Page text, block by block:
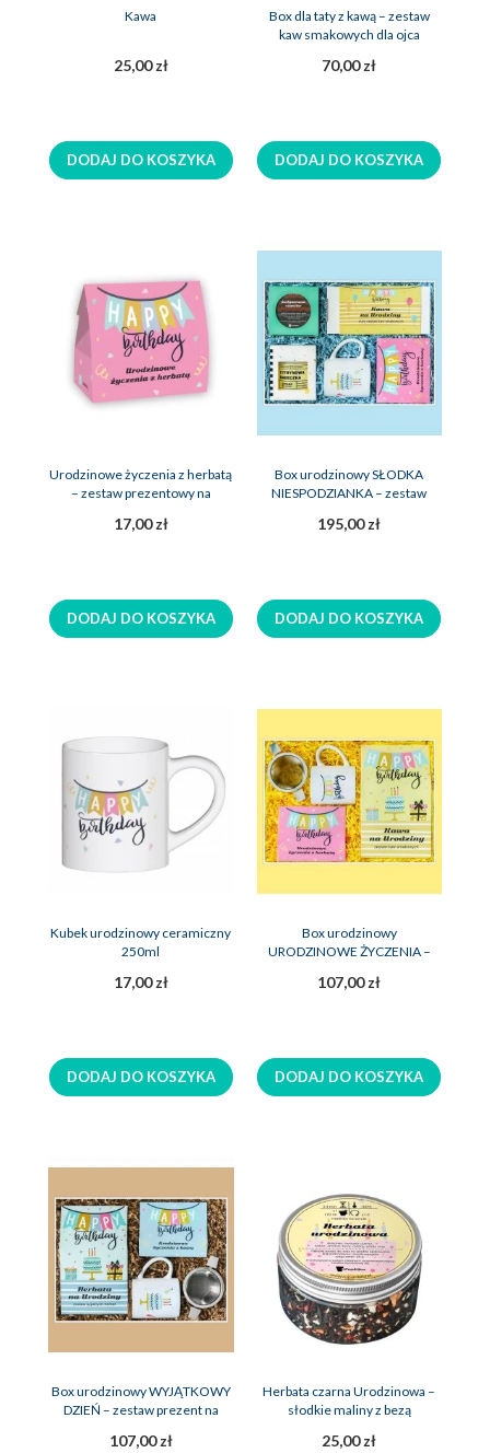
Kawa
25,00 zł
DODAJ DO KOSZYKA
Box dla taty z kawą – zestaw
kaw smakowych dla ojca
70,00 zł
DODAJ DO KOSZYKA
Urodzinowe życzenia z herbatą
– zestaw prezentowy na
17,00 zł
DODAJ DO KOSZYKA
Box urodzinowy SŁODKA
NIESPODZIANKA – zestaw
195,00 zł
DODAJ DO KOSZYKA
Kubek urodzinowy ceramiczny
250ml
17,00 zł
DODAJ DO KOSZYKA
Box urodzinowy
URODZINOWE ŻYCZENIA –
107,00 zł
DODAJ DO KOSZYKA
Box urodzinowy WYJĄTKOWY
DZIEŃ – zestaw prezent na
107,00 zł
Herbata czarna Urodzinowa –
słodkie maliny z bezą
25,00 zł